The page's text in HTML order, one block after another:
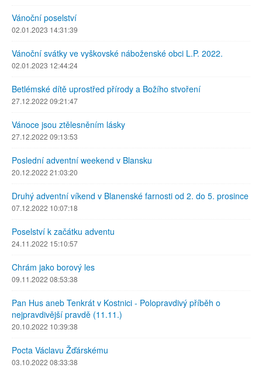
Vánoční poselství
02.01.2023 14:31:39
Vánoční svátky ve vyškovské náboženské obci L.P. 2022.
02.01.2023 12:44:24
Betlémské dítě uprostřed přírody a Božího stvoření
27.12.2022 09:21:47
Vánoce jsou ztělesněním lásky
27.12.2022 09:13:53
Poslední adventní weekend v Blansku
20.12.2022 21:03:20
Druhý adventní víkend v Blanenské farnosti od 2. do 5. prosince
07.12.2022 10:07:18
Poselství k začátku adventu
24.11.2022 15:10:57
Chrám jako borový les
09.11.2022 08:53:38
Pan Hus aneb Tenkrát v Kostnici - Polopravdivý příběh o
nejpravdivější pravdě (11.11.)
20.10.2022 10:39:38
Pocta Václavu Žďárskému
03.10.2022 08:33:38